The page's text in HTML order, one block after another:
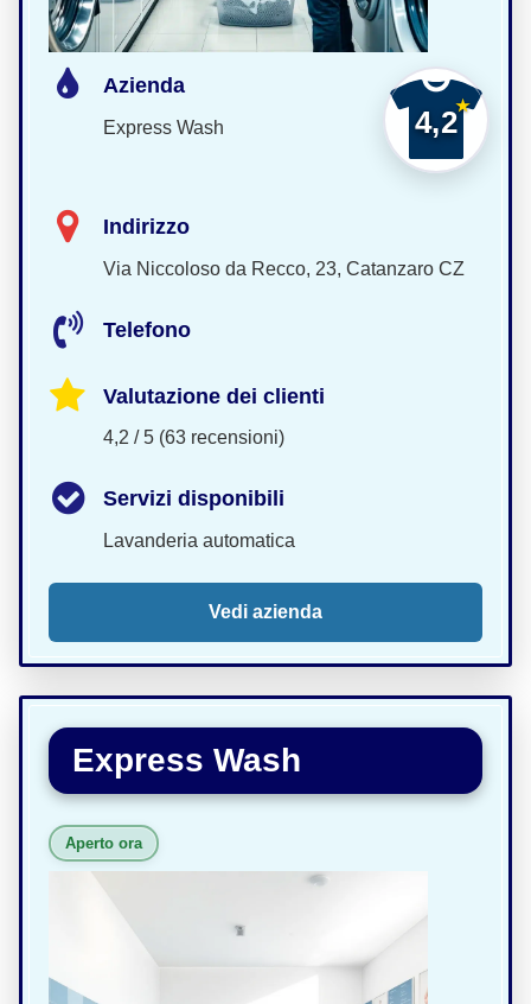
4,2
Azienda
Express Wash
Indirizzo
Via Niccoloso da Recco, 23, Catanzaro CZ
Telefono
Valutazione dei clienti
4,2 / 5 (63 recensioni)
Servizi disponibili
Lavanderia automatica
Vedi azienda
Express Wash
Aperto ora